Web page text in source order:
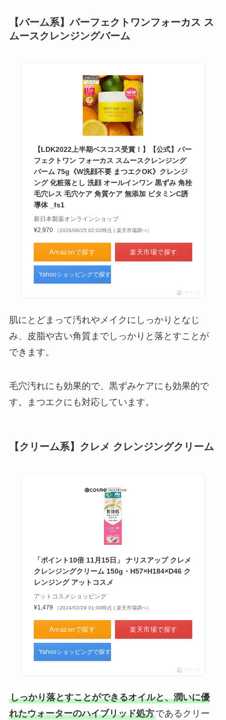
【バーム系】パーフェクトワンフォーカス ス
ムースクレンジングバーム
【LDK2022上半期ベスコス受賞！】【公式】パー
フェクトワン フォーカス スムースクレンジング
バーム 75g《W洗顔不要 まつエクOK》クレンジ
ング 化粧落とし 洗顔 オールインワン 黒ずみ 角栓
毛穴レス 毛穴ケア 角質ケア 無添加 ビタミンC誘
導体 _fs1
新日本製薬オンラインショップ
¥2,970
（2026/06/25 02:02時点 | 楽天市場調べ）
Amazonで探す 楽天市場で探す
Yahooショッピングで探す
ポチップ
肌にとどまって汚れやメイクにしっかりとなじ
み、皮脂や古い角質までしっかりと落とすことが
できます。
毛穴汚れにも効果的で、黒ずみケアにも効果的で
す。まつエクにも対応しています。
【クリーム系】クレメ クレンジングクリーム
「ポイント10倍 11月15日」 ナリスアップ クレメ
クレンジングクリーム 150g・H57×H184×D46 ク
レンジング アットコスメ
アットコスメショッピング
¥1,479
（2024/02/29 01:00時点 | 楽天市場調べ）
Amazonで探す 楽天市場で探す
Yahooショッピングで探す
ポチップ
しっかり落とすことができるオイルと、潤いに優
れたウォーターのハイブリッド処方であるクリー